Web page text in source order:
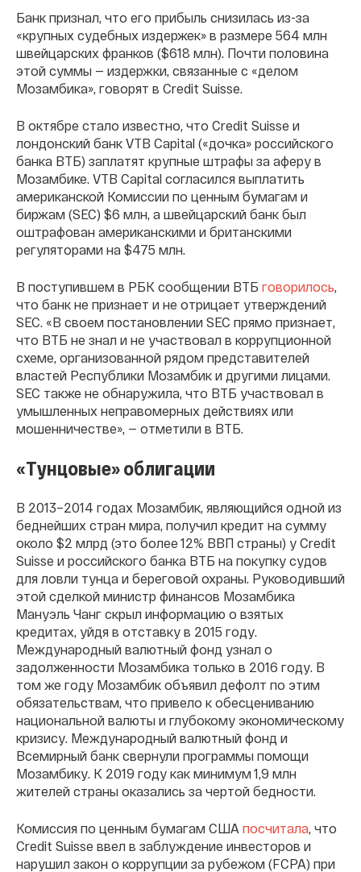
Банк признал, что его прибыль снизилась из-за
«крупных судебных издержек» в размере 564 млн
швейцарских франков ($618 млн). Почти половина
этой суммы — издержки, связанные с «делом
Мозамбика», говорят в Credit Suisse.
В октябре стало известно, что Credit Suisse и
лондонский банк VTB Capital («дочка» российского
банка ВТБ) заплатят крупные штрафы за аферу в
Мозамбике. VTB Capital согласился выплатить
американской Комиссии по ценным бумагам и
биржам (SEC) $6 млн, а швейцарский банк был
оштрафован американскими и британскими
регуляторами на $475 млн.
В поступившем в РБК сообщении ВТБ говорилось,
что банк не признает и не отрицает утверждений
SEC. «В своем постановлении SEC прямо признает,
что ВТБ не знал и не участвовал в коррупционной
схеме, организованной рядом представителей
властей Республики Мозамбик и другими лицами.
SEC также не обнаружила, что ВТБ участвовал в
умышленных неправомерных действиях или
мошенничестве», — отметили в ВТБ.
«Тунцовые» облигации
В 2013–2014 годах Мозамбик, являющийся одной из
беднейших стран мира, получил кредит на сумму
около $2 млрд (это более 12% ВВП страны) у Credit
Suisse и российского банка ВТБ на покупку судов
для ловли тунца и береговой охраны. Руководивший
этой сделкой министр финансов Мозамбика
Мануэль Чанг скрыл информацию о взятых
кредитах, уйдя в отставку в 2015 году.
Международный валютный фонд узнал о
задолженности Мозамбика только в 2016 году. В
том же году Мозамбик объявил дефолт по этим
обязательствам, что привело к обесцениванию
национальной валюты и глубокому экономическому
кризису. Международный валютный фонд и
Всемирный банк свернули программы помощи
Мозамбику. К 2019 году как минимум 1,9 млн
жителей страны оказались за чертой бедности.
Комиссия по ценным бумагам США посчитала, что
Credit Suisse ввел в заблуждение инвесторов и
нарушил закон о коррупции за рубежом (FCPA) при